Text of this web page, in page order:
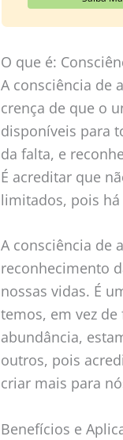
O que é:
A consciência de
crença de que o
disponíveis para
da falta, e
É acreditar que
limitados, pois
A consciência de
reconhecimento
nossas vidas. É
temos, em vez
abundância,
outros, pois
criar mais para
Benefícios e